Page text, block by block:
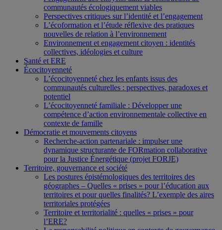
communautés écologiquement viables
Perspectives critiques sur l’identité et l’engagement
L’écoformation et l’étude réflexive des pratiques
nouvelles de relation à l’environnement
Environnement et engagement citoyen : identités
collectives, idéologies et culture
Santé et ERE
Écocitoyenneté
L’écocitoyenneté chez les enfants issus des
communautés culturelles : perspectives, paradoxes et
potentiel
L’écocitoyenneté familiale : Développer une
compétence d’action environnementale collective en
contexte de famille
Démocratie et mouvements citoyens
Recherche-action partenariale : impulser une
dynamique structurante de FORmation collaborative
pour la Justice Énergétique (projet FORJE)
Territoire, gouvernance et société
Les postures épistémologiques des territoires des
géographes – Quelles « prises » pour l’éducation aux
territoires et pour quelles finalités? L’exemple des aires
territoriales protégées
Territoire et territorialité : quelles « prises » pour
l’ERE?